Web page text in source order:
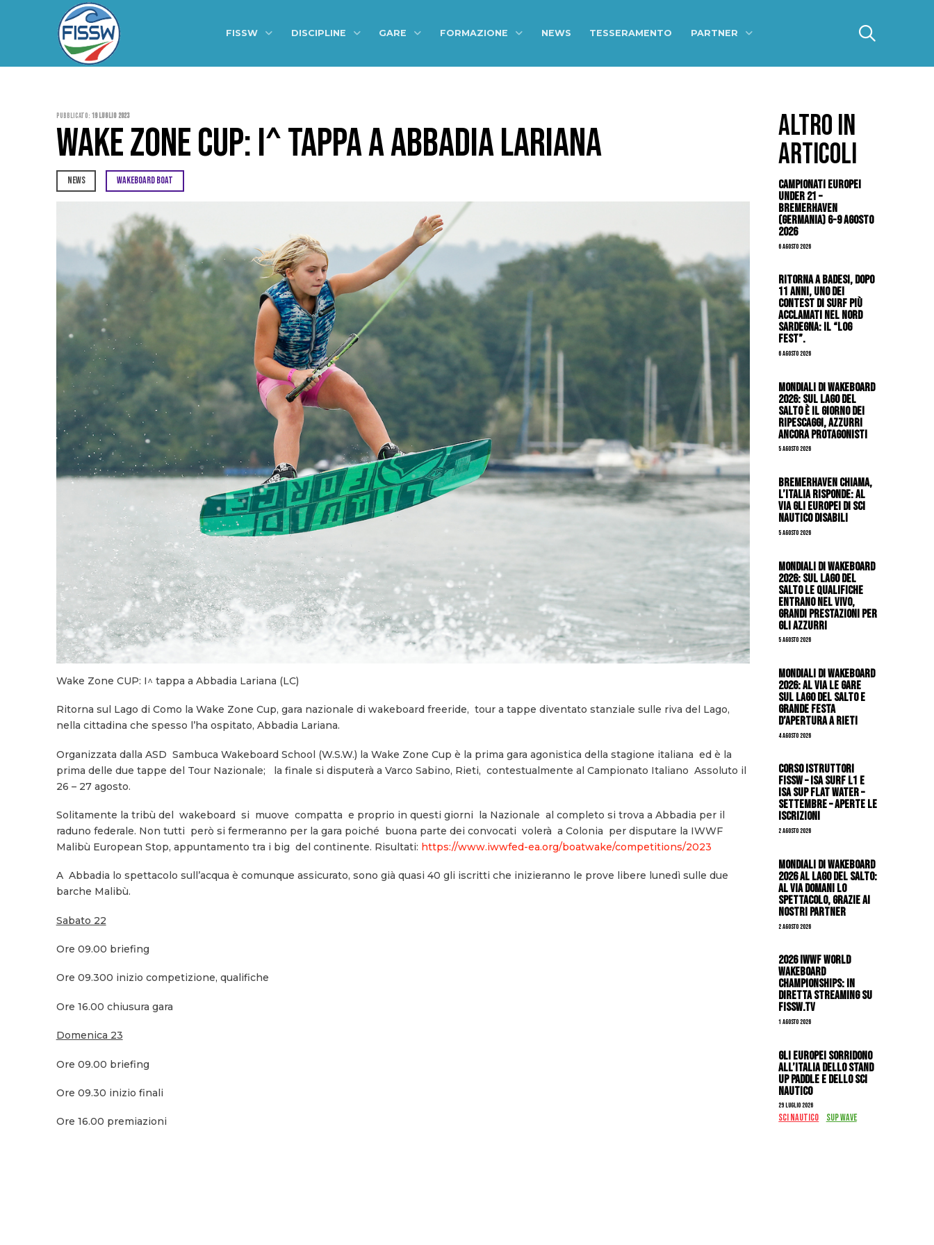
FISSW DISCIPLINE GARE FORMAZIONE NEWS TESSERAMENTO PARTNER
Pubblicato: 19 Luglio 2023
WAKE ZONE CUP: I^ TAPPA A ABBADIA LARIANA
NEWS WAKEBOARD BOAT
Wake Zone CUP: I^ tappa a Abbadia Lariana (LC)
Ritorna sul Lago di Como la Wake Zone Cup, gara nazionale di wakeboard freeride, tour a tappe diventato stanziale sulle riva del Lago,
nella cittadina che spesso l’ha ospitato, Abbadia Lariana.
Organizzata dalla ASD Sambuca Wakeboard School (W.S.W.) la Wake Zone Cup è la prima gara agonistica della stagione italiana ed è la
prima delle due tappe del Tour Nazionale; la finale si disputerà a Varco Sabino, Rieti, contestualmente al Campionato Italiano Assoluto il
26 – 27 agosto.
Solitamente la tribù del wakeboard si muove compatta e proprio in questi giorni la Nazionale al completo si trova a Abbadia per il
raduno federale. Non tutti però si fermeranno per la gara poiché buona parte dei convocati volerà a Colonia per disputare la IWWF
Malibù European Stop, appuntamento tra i big del continente. Risultati: https://www.iwwfed-ea.org/boatwake/competitions/2023
A Abbadia lo spettacolo sull’acqua è comunque assicurato, sono già quasi 40 gli iscritti che inizieranno le prove libere lunedì sulle due
barche Malibù.
Sabato 22
Ore 09.00 briefing
Ore 09.300 inizio competizione, qualifiche
Ore 16.00 chiusura gara
Domenica 23
Ore 09.00 briefing
Ore 09.30 inizio finali
Ore 16.00 premiazioni
ALTRO IN
ARTICOLI
Campionati Europei
Under 21 –
Bremerhaven
(Germania) 6-9 agosto
2026
6 Agosto 2026
Ritorna a Badesi, dopo
11 anni, uno dei
contest di surf più
acclamati nel nord
Sardegna: il “Log
Fest”.
6 Agosto 2026
Mondiali di Wakeboard
2026: sul Lago del
Salto è il giorno dei
ripescaggi, azzurri
ancora protagonisti
5 Agosto 2026
Bremerhaven chiama,
l’Italia risponde: al
via gli Europei di Sci
Nautico Disabili
5 Agosto 2026
Mondiali di Wakeboard
2026: sul Lago del
Salto le qualifiche
entrano nel vivo,
grandi prestazioni per
gli azzurri
5 Agosto 2026
Mondiali di Wakeboard
2026: al via le gare
sul Lago del Salto e
grande festa
d’apertura a Rieti
4 Agosto 2026
CORSO ISTRUTTORI
FISSW – ISA SURF L1 e
ISA SUP Flat Water –
SETTEMBRE – APERTE LE
ISCRIZIONI
2 Agosto 2026
Mondiali di Wakeboard
2026 al Lago del Salto:
al via domani lo
spettacolo, grazie ai
nostri Partner
2 Agosto 2026
2026 IWWF WORLD
WAKEBOARD
CHAMPIONSHIPS: IN
DIRETTA STREAMING SU
FISSW.TV
1 Agosto 2026
Gli Europei sorridono
all’Italia dello stand
up paddle e dello sci
nautico
29 Luglio 2026
SCI NAUTICO SUP WAVE